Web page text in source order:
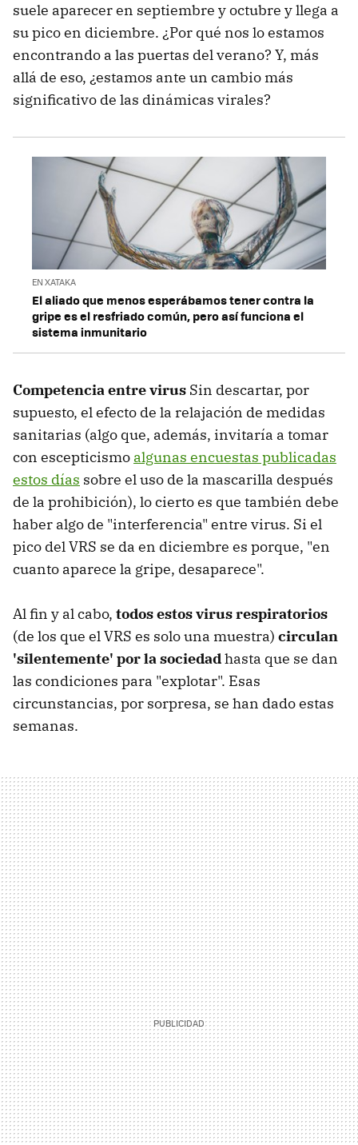
suele aparecer en septiembre y octubre y llega a
su pico en diciembre. ¿Por qué nos lo estamos
encontrando a las puertas del verano? Y, más
allá de eso, ¿estamos ante un cambio más
significativo de las dinámicas virales?
EN XATAKA
El aliado que menos esperábamos tener contra la
gripe es el resfriado común, pero así funciona el
sistema inmunitario
Competencia entre virus Sin descartar, por
supuesto, el efecto de la relajación de medidas
sanitarias (algo que, además, invitaría a tomar
con escepticismo algunas encuestas publicadas
estos días sobre el uso de la mascarilla después
de la prohibición), lo cierto es que también debe
haber algo de "interferencia" entre virus. Si el
pico del VRS se da en diciembre es porque, "en
cuanto aparece la gripe, desaparece".
Al fin y al cabo, todos estos virus respiratorios
(de los que el VRS es solo una muestra) circulan
'silentemente' por la sociedadhasta que se dan
las condiciones para "explotar". Esas
circunstancias, por sorpresa, se han dado estas
semanas.